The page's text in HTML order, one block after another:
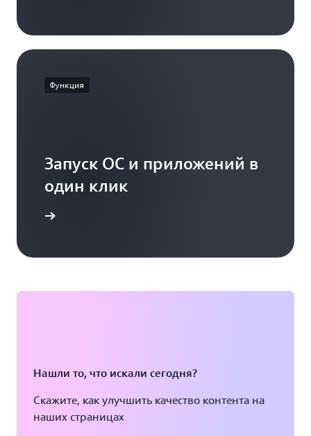
Функция
Запуск ОС и приложений в
один клик
Нашли то, что искали сегодня?
Скажите, как улучшить качество контента на
наших страницах